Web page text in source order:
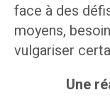
face à des
moyens,
vulgariser
Une